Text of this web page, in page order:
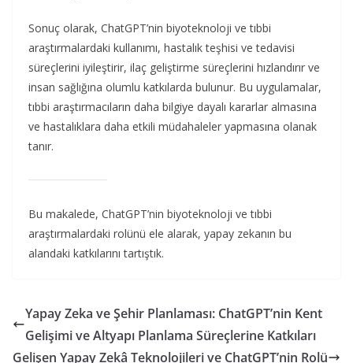
Sonuç olarak, ChatGPT’nin biyoteknoloji ve tıbbi
araştırmalardaki kullanımı, hastalık teşhisi ve tedavisi
süreçlerini iyileştirir, ilaç geliştirme süreçlerini hızlandırır ve
insan sağlığına olumlu katkılarda bulunur. Bu uygulamalar,
tıbbi araştırmacıların daha bilgiye dayalı kararlar almasına
ve hastalıklara daha etkili müdahaleler yapmasına olanak
tanır.
Bu makalede, ChatGPT’nin biyoteknoloji ve tıbbi
araştırmalardaki rolünü ele alarak, yapay zekanın bu
alandaki katkılarını tartıştık.
Yapay Zeka ve Şehir Planlaması: ChatGPT’nin Kent
Gelişimi ve Altyapı Planlama Süreçlerine Katkıları
Gelişen Yapay Zekâ Teknolojileri ve ChatGPT’nin Rolü